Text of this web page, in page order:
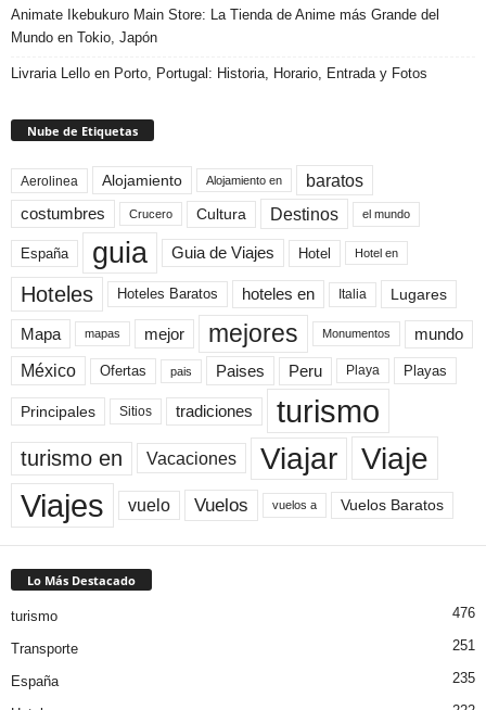
Animate Ikebukuro Main Store: La Tienda de Anime más Grande del
Mundo en Tokio, Japón
Livraria Lello en Porto, Portugal: Historia, Horario, Entrada y Fotos
Nube de Etiquetas
Aerolinea Alojamiento Alojamiento en baratos
costumbres Crucero Cultura Destinos el mundo
España guia Guia de Viajes Hotel Hotel en
Hoteles Hoteles Baratos hoteles en Italia Lugares
Mapa mapas mejor mejores Monumentos mundo
México Ofertas pais Paises Peru Playa Playas
Principales Sitios tradiciones turismo
turismo en Vacaciones Viajar Viaje
Viajes vuelo Vuelos vuelos a Vuelos Baratos
Lo Más Destacado
turismo 476
Transporte 251
España 235